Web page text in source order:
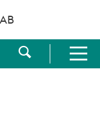
Visa
Visa